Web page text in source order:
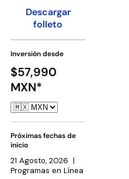
Descargar
folleto
Inversión desde
$57,990
MXN*
Próximas fechas de
inicio
21 Agosto, 2026 |
Programas en Línea